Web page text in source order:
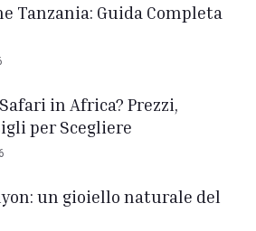
Tanzania: Guida Completa
in Africa? Prezzi,
per Scegliere
un gioiello naturale del